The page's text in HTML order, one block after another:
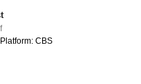
CBS